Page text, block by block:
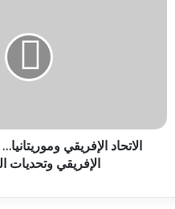
الاتحاد الإفريقي
الإفريقي وتحديات